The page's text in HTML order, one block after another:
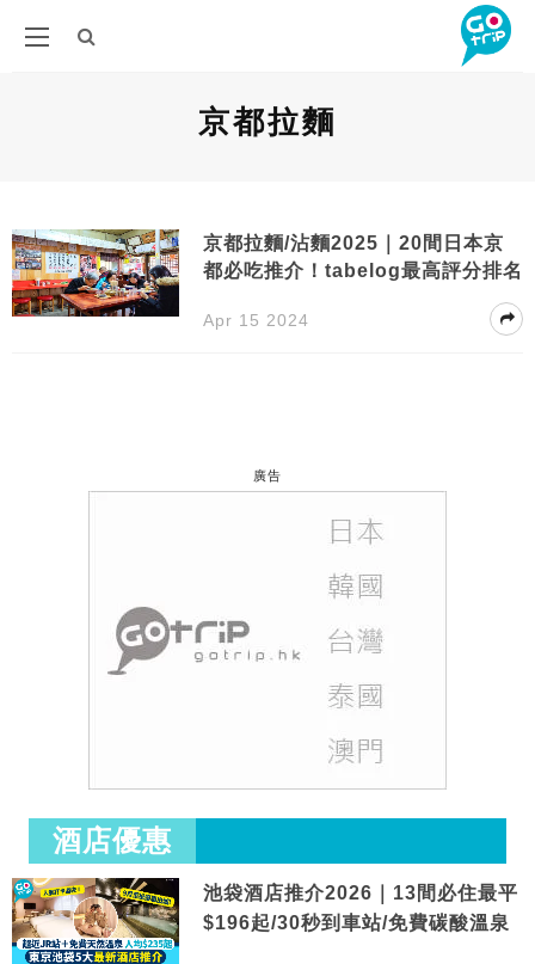
京都拉麵
京都拉麵/沾麵2025｜20間日本京
都必吃推介！tabelog最高評分排名
Apr 15 2024
廣告
酒店優惠
池袋酒店推介2026｜13間必住最平
$196起/30秒到車站/免費碳酸溫泉